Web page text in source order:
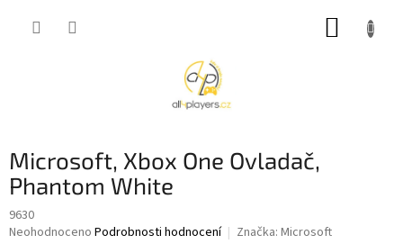
Microsoft, Xbox One Ovladač,
Phantom White
9630
Průměrné
Neohodnoceno Podrobnosti hodnocení Značka: Microsoft